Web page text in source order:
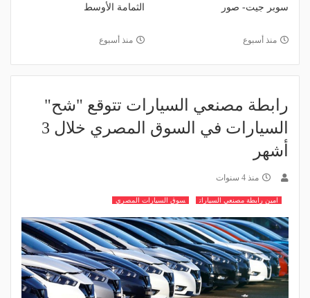
سوبر جيت- صور
منذ أسبوع
الثمامة الأوسط
منذ أسبوع
رابطة مصنعي السيارات تتوقع "شح"
السيارات في السوق المصري خلال 3
أشهر
منذ 4 سنوات
امين رابطة مصنعي السيارات سوق السيارات المصري